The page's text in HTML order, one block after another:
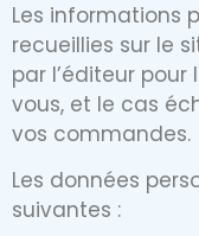
Les informations
recueillies sur le
par l’éditeur
vous, et le cas
vos commandes.
Les données
suivantes :